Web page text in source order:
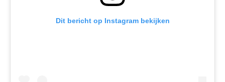
Dit bericht op Instagram bekijken